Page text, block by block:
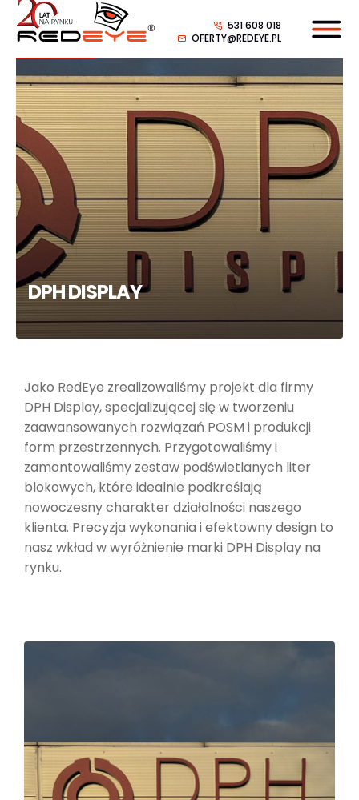
531 608 018
OFERTY@REDEYE.PL
DPH DISPLAY
Jako RedEye zrealizowaliśmy projekt dla firmy
DPH Display, specjalizującej się w tworzeniu
zaawansowanych rozwiązań POSM i produkcji
form przestrzennych. Przygotowaliśmy i
zamontowaliśmy zestaw podświetlanych liter
blokowych, które idealnie podkreślają
nowoczesny charakter działalności naszego
klienta. Precyzja wykonania i efektowny design to
nasz wkład w wyróżnienie marki DPH Display na
rynku.